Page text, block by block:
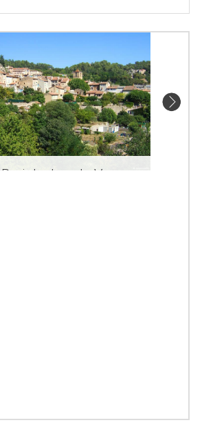
dans le Var